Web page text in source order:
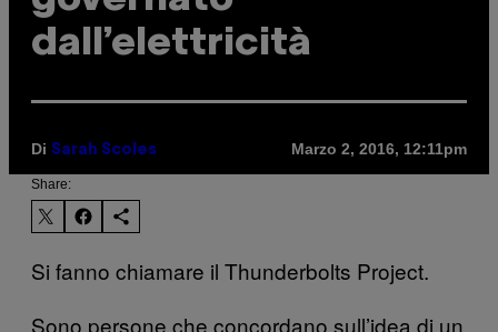
dall’elettricità
Di Sarah Scoles Marzo 2, 2016, 12:11pm
Share:
Si fanno chiamare il Thunderbolts Project.
Sono persone che concordano sull’idea di un